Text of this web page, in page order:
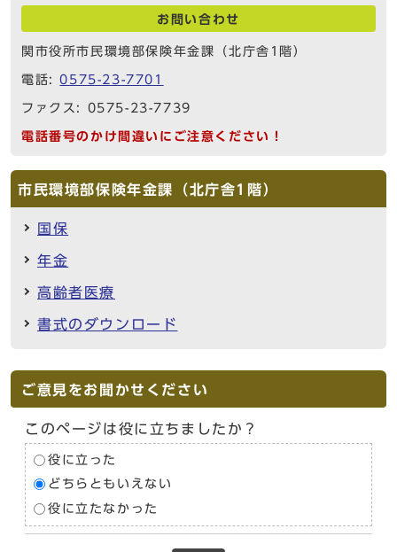
お問い合わせ
関市役所市民環境部保険年金課（北庁舎1階）
電話:0575-23-7701
ファクス: 0575-23-7739
電話番号のかけ間違いにご注意ください！
市民環境部保険年金課（北庁舎1階）
国保
年金
高齢者医療
書式のダウンロード
ご意見をお聞かせください
このページは役に立ちましたか？
役に立った
どちらともいえない
役に立たなかった